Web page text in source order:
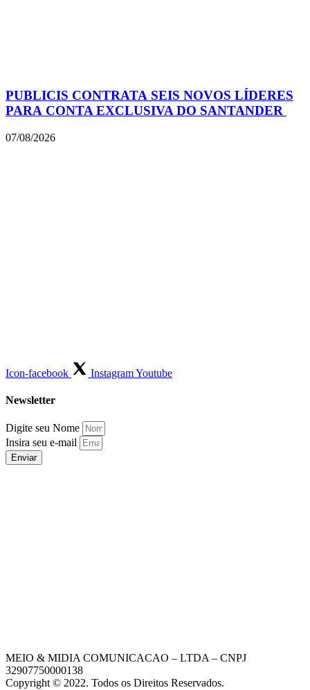
PUBLICIS CONTRATA SEIS NOVOS LÍDERES
PARA CONTA EXCLUSIVA DO SANTANDER
07/08/2026
Icon-facebook InstagramYoutube
Newsletter
Digite seu Nome
Insira seu e-mail
Enviar
MEIO & MIDIA COMUNICACAO – LTDA – CNPJ
32907750000138
Copyright © 2022. Todos os Direitos Reservados.